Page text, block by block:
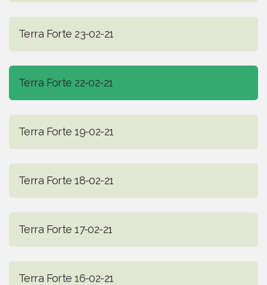
Terra Forte 23-02-21
Terra Forte 22-02-21
Terra Forte 19-02-21
Terra Forte 18-02-21
Terra Forte 17-02-21
Terra Forte 16-02-21